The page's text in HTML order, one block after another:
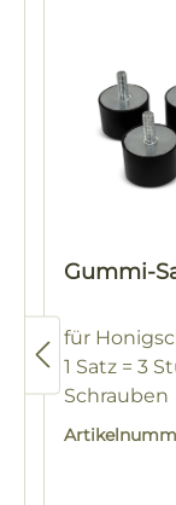
Gummi-
für
1 Satz = 3
Schrauben